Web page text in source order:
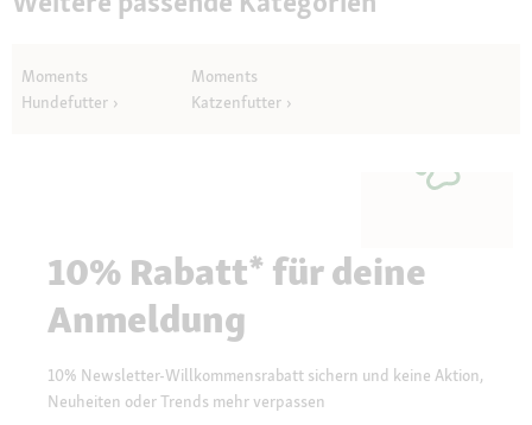
Moments
Hundefutter
Moments
Katzenfutter
10% Rabatt* für deine
Anmeldung
10% Newsletter-Willkommensrabatt sichern und keine Aktion,
Neuheiten oder Trends mehr verpassen